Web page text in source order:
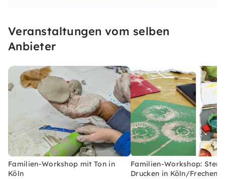
gestaltet euer eigenes, besonderes Kunstwerk
daraus.
Veranstaltungen vom selben
Anbieter
Familien-Workshop mit Ton in
Köln
Familien-Workshop:
Drucken in Köln/Frechen